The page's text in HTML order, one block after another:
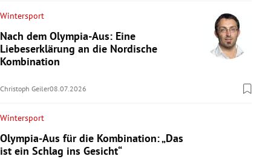
Wintersport
Nach dem Olympia-Aus: Eine
Liebeserklärung an die Nordische
Kombination
Christoph Geiler08.07.2026
Wintersport
Olympia-Aus für die Kombination: „Das
ist ein Schlag ins Gesicht“